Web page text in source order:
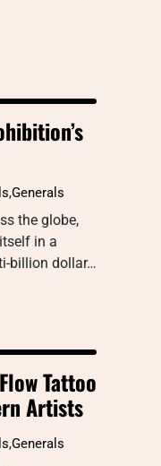
,Generals
the globe,
in a
billion dollar…
Tattoo
Artists
,Generals